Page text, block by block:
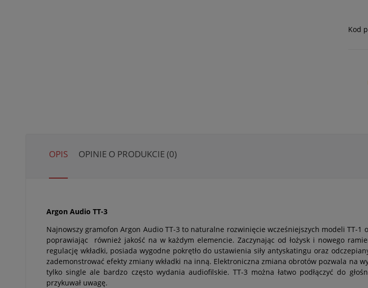
Kod
OPIS OPINIE O PRODUKCIE (0)
Argon Audio TT-3
Najnowszy gramofon Argon Audio TT-3 to naturalne rozwinięcie wcześniejszych modeli TT-
poprawiając również jakość na w każdym elemencie. Zaczynając od łożysk i nowego
regulację wkładki, posiada wygodne pokrętło do ustawienia siły antyskatingu oraz
zademonstrować efekty zmiany wkładki na inną. Elektroniczna zmiana obrotów pozwala na
tylko single ale bardzo często wydania audiofilskie. TT-3 można łatwo podłączyć do
przykuwał uwagę.